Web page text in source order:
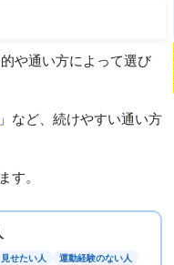
や通い方によって選び
」など、続けやすい通い方
す。
せたい人 運動経験のない人